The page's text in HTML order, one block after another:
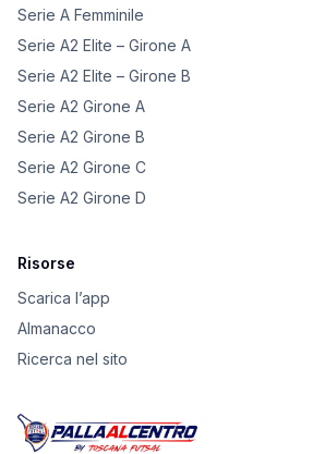
Serie A Femminile
Serie A2 Elite – Girone A
Serie A2 Elite – Girone B
Serie A2 Girone A
Serie A2 Girone B
Serie A2 Girone C
Serie A2 Girone D
Risorse
Scarica l’app
Almanacco
Ricerca nel sito